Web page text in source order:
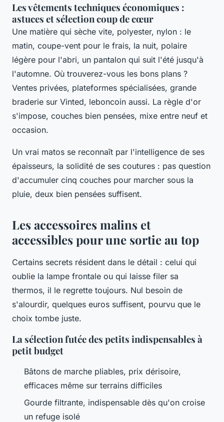
Les vêtements techniques économiques :
astuces et sélection coup de cœur
Une matière qui sèche vite, polyester, nylon : le
matin, coupe-vent pour le frais, la nuit, polaire
légère pour l'abri, un pantalon qui suit l'été jusqu'à
l'automne. Où trouverez-vous les bons plans ?
Ventes privées, plateformes spécialisées, grande
braderie sur Vinted, leboncoin aussi. La règle d'or
s'impose, couches bien pensées, mixe entre neuf et
occasion.
Un vrai matos se reconnaît par l'intelligence de ses
épaisseurs, la solidité de ses coutures : pas question
d'accumuler cinq couches pour marcher sous la
pluie, deux bien pensées suffisent.
Les accessoires malins et
accessibles pour une sortie au top
Certains secrets résident dans le détail : celui qui
oublie la lampe frontale ou qui laisse filer sa
thermos, il le regrette toujours. Nul besoin de
s'alourdir, quelques euros suffisent, pourvu que le
choix tombe juste.
La sélection futée des petits indispensables à
petit budget
Bâtons de marche pliables, prix dérisoire,
efficaces même sur terrains difficiles
Gourde filtrante, indispensable dès qu'on croise
un refuge isolé